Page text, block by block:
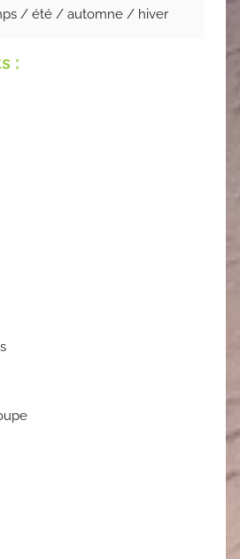
/ été / automne / hiver
: